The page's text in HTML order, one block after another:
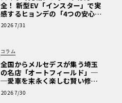
全！ 新型EV「インスター」で実
感するヒョンデの「4つの安心」
【第1回・ヒョンデ6つの疑問：
Why? Hyundai?】〈PR〉
2026 7/31
コラム
全国からメルセデスが集う埼玉
の名店「オートフィールド」─
─愛車を末永く楽しむ賢い修理
術と、プロがフックス製オイル
を選ぶ理由〈PR〉
2026 7/30